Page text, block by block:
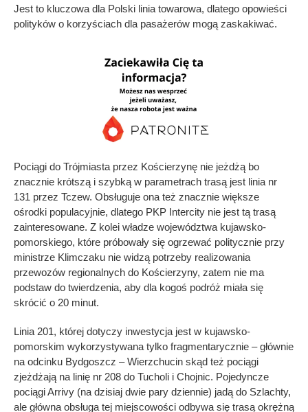
Jest to kluczowa dla Polski linia towarowa, dlatego opowieści
polityków o korzyściach dla pasażerów mogą zaskakiwać.
Pociągi do Trójmiasta przez Kościerzynę nie jeżdżą bo
znacznie krótszą i szybką w parametrach trasą jest linia nr
131 przez Tczew. Obsługuje ona też znacznie większe
ośrodki populacyjnie, dlatego PKP Intercity nie jest tą trasą
zainteresowane. Z kolei władze województwa kujawsko-
pomorskiego, które próbowały się ogrzewać politycznie przy
ministrze Klimczaku nie widzą potrzeby realizowania
przewozów regionalnych do Kościerzyny, zatem nie ma
podstaw do twierdzenia, aby dla kogoś podróż miała się
skrócić o 20 minut.
Linia 201, której dotyczy inwestycja jest w kujawsko-
pomorskim wykorzystywana tylko fragmentarycznie – głównie
na odcinku Bydgoszcz – Wierzchucin skąd też pociągi
zjeżdżają na linię nr 208 do Tucholi i Chojnic. Pojedyncze
pociągi Arrivy (na dzisiaj dwie pary dziennie) jadą do Szlachty,
ale główna obsługa tej miejscowości odbywa się trasą okrężną